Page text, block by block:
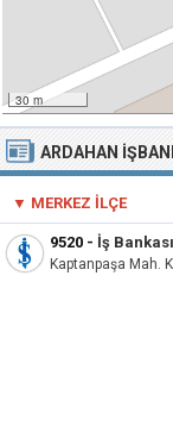
30 m
ARDAHAN
▼ MERKEZ İLÇE
9520 - İş
Kaptanpaşa Mah.